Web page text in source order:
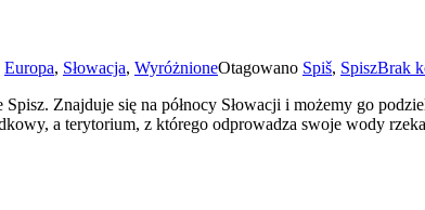
Europa, Słowacja, WyróżnioneOtagowano Spiš, SpiszBrak
Znajduje się na północy Słowacji i możemy go
a terytorium, z którego odprowadza swoje wody